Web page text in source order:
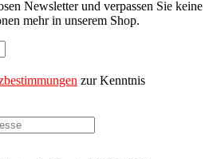
Newsletter und verpassen Sie keine
mehr in unserem Shop.
zur Kenntnis